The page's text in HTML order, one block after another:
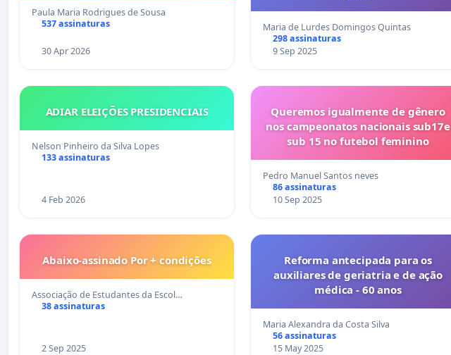
Paula Maria Rodrigues de Sousa
537 assinaturas
30 Apr 2026
Maria de Lurdes Domingos Quintas
298 assinaturas
9 Sep 2025
ADIAR ELEIÇÕES PRESIDENCIAIS
Nelson Pinheiro da Silva Lopes
133 assinaturas
4 Feb 2026
Queremos igualmente de gênero
nos campeonatos nacionais sub17e
sub 15 no futebol feminino
Pedro Manuel Santos neves
86 assinaturas
10 Sep 2025
Abaixo-assinado Por + condições
Associação de Estudantes da Escol…
38 assinaturas
2 Sep 2025
Reforma antecipada para os
auxiliares de geriatria e de ação
médica - 60 anos
Maria Alexandra da Costa Silva
56 assinaturas
15 May 2025